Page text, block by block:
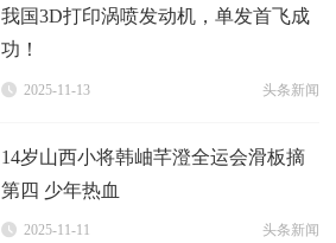
我国3D打印涡喷发动机，单发首飞成
功！
2025-11-13 头条新闻
14岁山西小将韩岫芊澄全运会滑板摘
第四 少年热血
2025-11-11 头条新闻